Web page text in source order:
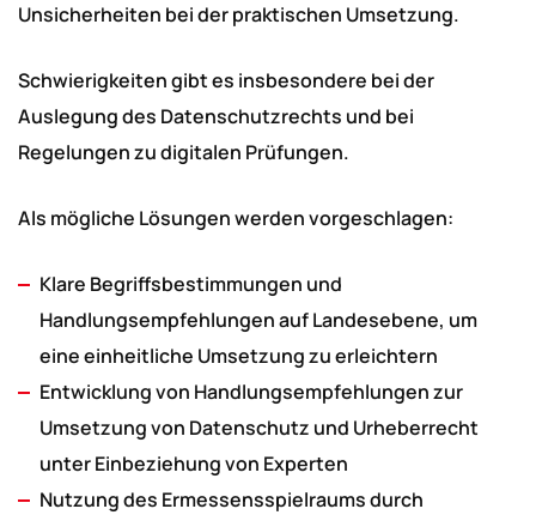
Unsicherheiten bei der praktischen Umsetzung.
Schwierigkeiten gibt es insbesondere bei der
Auslegung des Datenschutzrechts und bei
Regelungen zu digitalen Prüfungen.
Als mögliche Lösungen werden vorgeschlagen:
Klare Begriffsbestimmungen und
Handlungsempfehlungen auf Landesebene, um
eine einheitliche Umsetzung zu erleichtern
Entwicklung von Handlungsempfehlungen zur
Umsetzung von Datenschutz und Urheberrecht
unter Einbeziehung von Experten
Nutzung des Ermessensspielraums durch